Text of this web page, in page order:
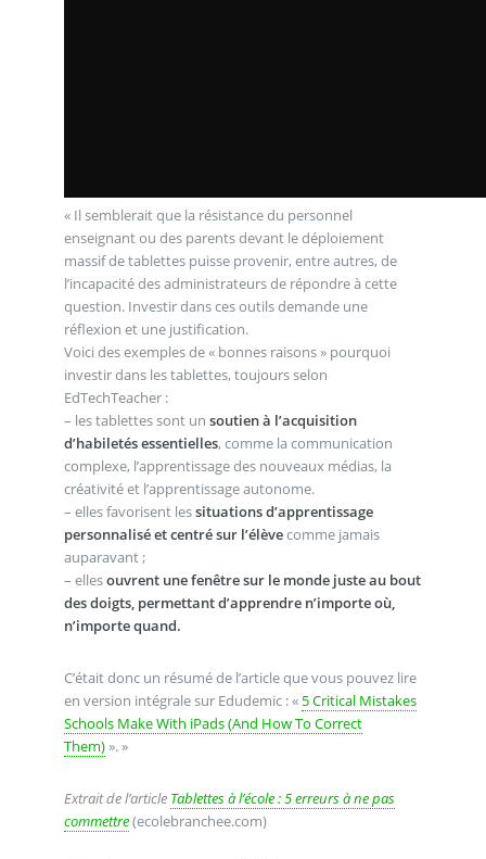
« Il semblerait que la résistance du personnel
enseignant ou des parents devant le déploiement
massif de tablettes puisse provenir, entre autres, de
l’incapacité des administrateurs de répondre à cette
question. Investir dans ces outils demande une
réflexion et une justification.
Voici des exemples de « bonnes raisons » pourquoi
investir dans les tablettes, toujours selon
EdTechTeacher :
– les tablettes sont un soutien à l’acquisition
d’habiletés essentielles, comme la communication
complexe, l’apprentissage des nouveaux médias, la
créativité et l’apprentissage autonome.
– elles favorisent lessituations d’apprentissage
personnalisé et centré sur l’élèvecomme jamais
auparavant ;
– ellesouvrent une fenêtre sur le monde juste au bout
des doigts, permettant d’apprendre n’importe où,
n’importe quand.
C’était donc un résumé de l’article que vous pouvez lire
en version intégrale sur Edudemic : « 5 Critical Mistakes
Schools Make With iPads (And How To Correct
Them)». »
Extrait de l’article Tablettes à l’école : 5 erreurs à ne pas
commettre(ecolebranchee.com)